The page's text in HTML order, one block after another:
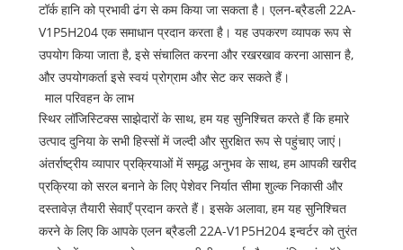
टॉर्क हानि को प्रभावी ढंग से कम किया जा सकता है। एलन-ब्रैडली 22A-
V1P5H204 एक समाधान प्रदान करता है। यह उपकरण व्यापक रूप से
उपयोग किया जाता है, इसे संचालित करना और रखरखाव करना आसान है,
और उपयोगकर्ता इसे स्वयं प्रोग्राम और सेट कर सकते हैं।
माल परिवहन के लाभ
स्थिर लॉजिस्टिक्स साझेदारों के साथ, हम यह सुनिश्चित करते हैं कि हमारे
उत्पाद दुनिया के सभी हिस्सों में जल्दी और सुरक्षित रूप से पहुंचाए जाएं।
अंतर्राष्ट्रीय व्यापार प्रक्रियाओं में समृद्ध अनुभव के साथ, हम आपकी खरीद
प्रक्रिया को सरल बनाने के लिए पेशेवर निर्यात सीमा शुल्क निकासी और
दस्तावेज़ तैयारी सेवाएँ प्रदान करते हैं। इसके अलावा, हम यह सुनिश्चित
करने के लिए कि आपके एलन ब्रैडली 22A-V1P5H204 इन्वर्टर को तुरंत